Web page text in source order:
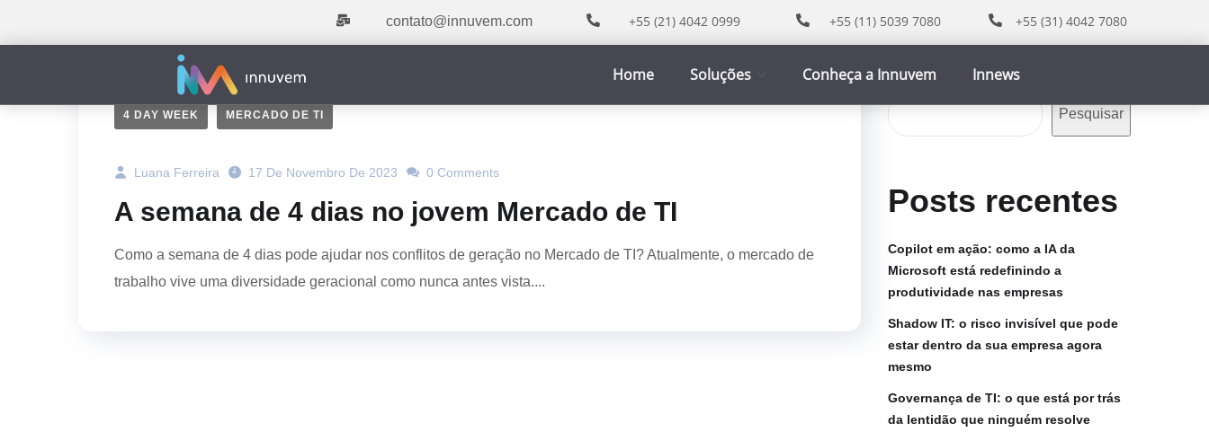
contato@innuvem.com +55 (21) 4042 0999 +55 (11) 5039 7080 +55 (31) 4042 7080
Home Soluções Conheça a Innuvem Innews
4 DAY WEEK MERCADO DE TI
Luana Ferreira 17 De Novembro De 2023 0 Comments
A semana de 4 dias no jovem Mercado de TI
Como a semana de 4 dias pode ajudar nos conflitos de geração no Mercado de TI? Atualmente, o mercado de
trabalho vive uma diversidade geracional como nunca antes vista....
Pesquisar
Pesquisar
Posts recentes
Copilot em ação: como a IA da
Microsoft está redefinindo a
produtividade nas empresas
Shadow IT: o risco invisível que pode
estar dentro da sua empresa agora
mesmo
Governança de TI: o que está por trás
da lentidão que ninguém resolve